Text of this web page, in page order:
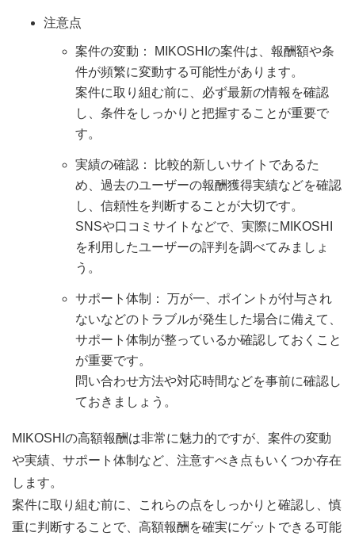
注意点
案件の変動： MIKOSHIの案件は、報酬額や条
件が頻繁に変動する可能性があります。
案件に取り組む前に、必ず最新の情報を確認
し、条件をしっかりと把握することが重要で
す。
実績の確認： 比較的新しいサイトであるた
め、過去のユーザーの報酬獲得実績などを確認
し、信頼性を判断することが大切です。
SNSや口コミサイトなどで、実際にMIKOSHI
を利用したユーザーの評判を調べてみましょ
う。
サポート体制： 万が一、ポイントが付与され
ないなどのトラブルが発生した場合に備えて、
サポート体制が整っているか確認しておくこと
が重要です。
問い合わせ方法や対応時間などを事前に確認し
ておきましょう。
MIKOSHIの高額報酬は非常に魅力的ですが、案件の変動
や実績、サポート体制など、注意すべき点もいくつか存在
します。
案件に取り組む前に、これらの点をしっかりと確認し、慎
重に判断することで、高額報酬を確実にゲットできる可能